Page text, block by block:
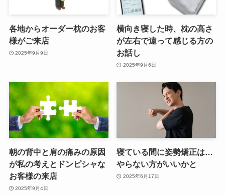
各地からオーダー枕のお客
様がご来店
2025年9月9日
横向き寝した時、枕の高さ
が左右で違って感じる方の
お話し
2025年9月6日
朝の背中と肩の痛みの原因
が私の考えとドンピシャな
お客様の来店
2025年9月4日
寝ている間に姿勢矯正は…
やらない方がいいかと
2025年6月17日